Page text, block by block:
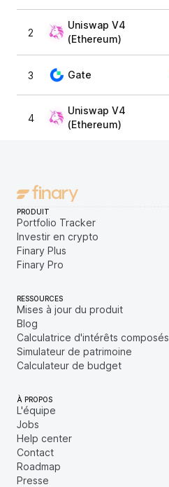
2
Uniswap V4
(Ethereum)
3 Gate
4
Uniswap V4
(Ethereum)
PRODUIT
Portfolio Tracker
Investir en crypto
Finary Plus
Finary Pro
RESSOURCES
Mises à jour du produit
Blog
Calculatrice d'intérêts composés
Simulateur de patrimoine
Calculateur de budget
À PROPOS
L'équipe
Jobs
Help center
Contact
Roadmap
Presse